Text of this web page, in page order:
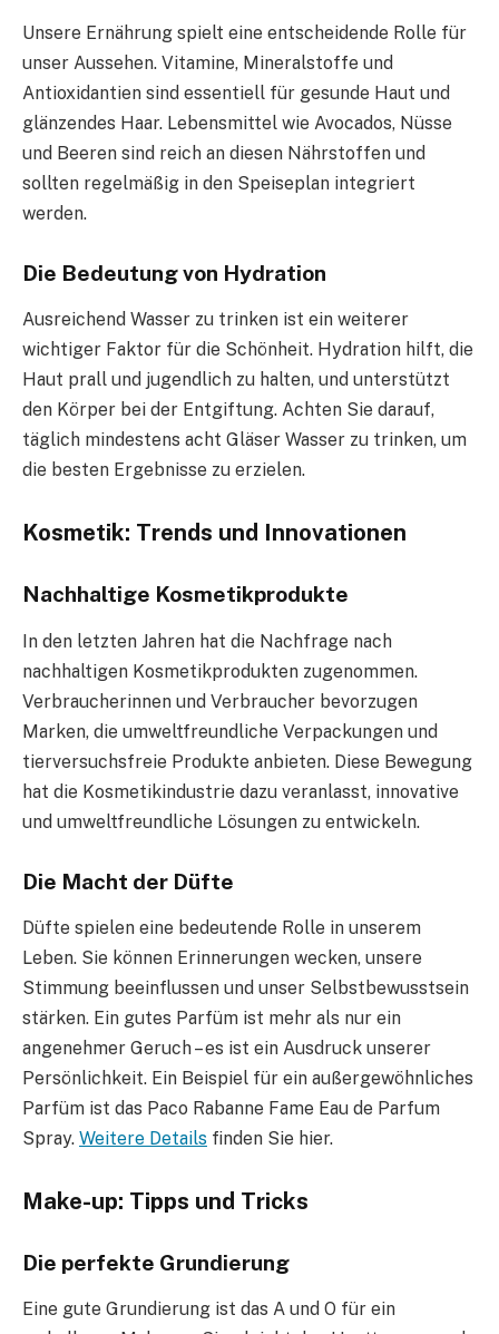
Unsere Ernährung spielt eine entscheidende Rolle für
unser Aussehen. Vitamine, Mineralstoffe und
Antioxidantien sind essentiell für gesunde Haut und
glänzendes Haar. Lebensmittel wie Avocados, Nüsse
und Beeren sind reich an diesen Nährstoffen und
sollten regelmäßig in den Speiseplan integriert
werden.
Die Bedeutung von Hydration
Ausreichend Wasser zu trinken ist ein weiterer
wichtiger Faktor für die Schönheit. Hydration hilft, die
Haut prall und jugendlich zu halten, und unterstützt
den Körper bei der Entgiftung. Achten Sie darauf,
täglich mindestens acht Gläser Wasser zu trinken, um
die besten Ergebnisse zu erzielen.
Kosmetik: Trends und Innovationen
Nachhaltige Kosmetikprodukte
In den letzten Jahren hat die Nachfrage nach
nachhaltigen Kosmetikprodukten zugenommen.
Verbraucherinnen und Verbraucher bevorzugen
Marken, die umweltfreundliche Verpackungen und
tierversuchsfreie Produkte anbieten. Diese Bewegung
hat die Kosmetikindustrie dazu veranlasst, innovative
und umweltfreundliche Lösungen zu entwickeln.
Die Macht der Düfte
Düfte spielen eine bedeutende Rolle in unserem
Leben. Sie können Erinnerungen wecken, unsere
Stimmung beeinflussen und unser Selbstbewusstsein
stärken. Ein gutes Parfüm ist mehr als nur ein
angenehmer Geruch – es ist ein Ausdruck unserer
Persönlichkeit. Ein Beispiel für ein außergewöhnliches
Parfüm ist das Paco Rabanne Fame Eau de Parfum
Spray. Weitere Details finden Sie hier.
Make-up: Tipps und Tricks
Die perfekte Grundierung
Eine gute Grundierung ist das A und O für ein